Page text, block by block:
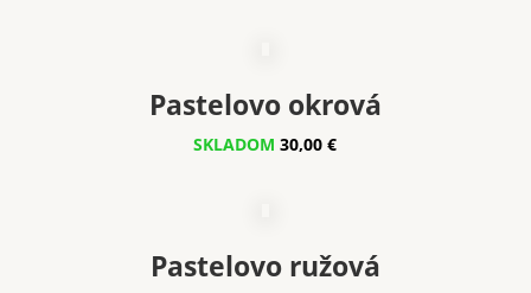
Pastelovo okrová
SKLADOM 30,00 €
Pastelovo ružová